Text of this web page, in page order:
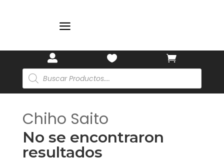
a
 

Búsqueda
de
productos
Chiho Saito
No se encontraron
resultados